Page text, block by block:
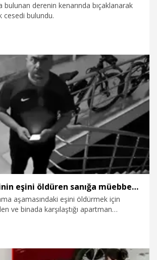
bulunan derenin kenarında bıçaklanarak
cesedi bulundu.
Bina görevlisinin eşini öldüren sanığa müebbet hapis istemi
aşamasındaki eşini öldürmek için
ve binada karşılaştığı apartman
Kaç kez bıçakladığımı